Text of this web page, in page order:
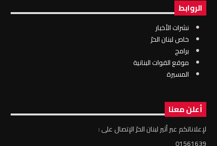
الروابط
نشرات الأخبار
خاص لبنان الحرّ
برامج
موقع القوات البنانية
المسيرة
أعلن معنا
لإعلاناتكم عبر أثير لبنان الحرّ الإتصال على :
01561639